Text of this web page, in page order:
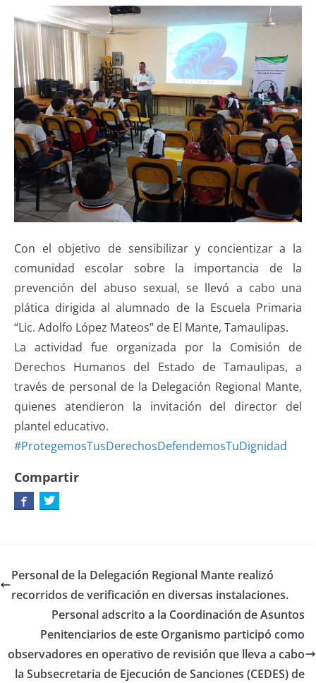
Con el objetivo de sensibilizar y concientizar a la
comunidad escolar sobre la importancia de la
prevención del abuso sexual, se llevó a cabo una
plática dirigida al alumnado de la Escuela Primaria
“Lic. Adolfo López Mateos” de El Mante, Tamaulipas.
La actividad fue organizada por la Comisión de
Derechos Humanos del Estado de Tamaulipas, a
través de personal de la Delegación Regional Mante,
quienes atendieron la invitación del director del
plantel educativo.
#ProtegemosTusDerechosDefendemosTuDignidad
Compartir
Personal de la Delegación Regional Mante realizó
recorridos de verificación en diversas instalaciones.
Personal adscrito a la Coordinación de Asuntos
Penitenciarios de este Organismo participó como
observadores en operativo de revisión que lleva a cabo
la Subsecretaria de Ejecución de Sanciones (CEDES) de